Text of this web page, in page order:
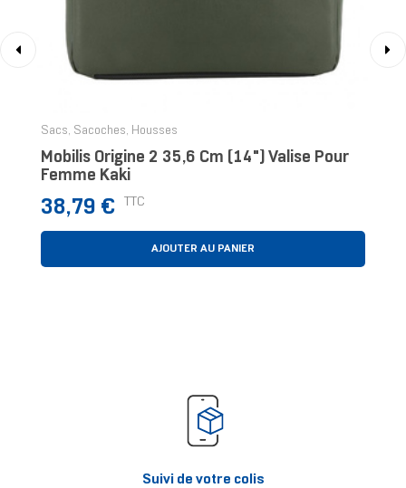
Sacs, Sacoches, Housses
Mobilis Origine 2 35,6 Cm (14") Valise Pour
Femme Kaki
Prix
38,79 € TTC
AJOUTER AU PANIER
Suivi de votre colis